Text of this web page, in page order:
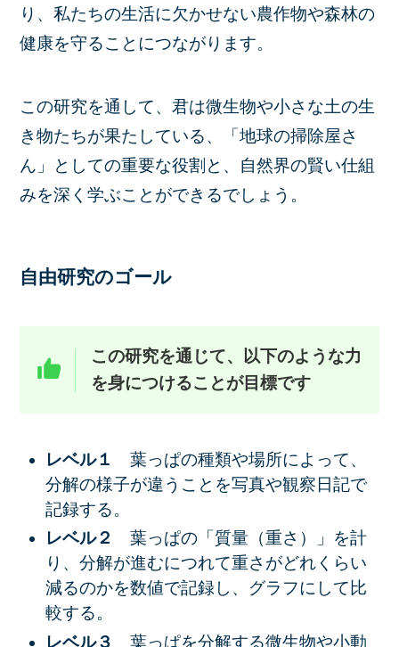
り、私たちの生活に欠かせない農作物や森林の
健康を守ることにつながります。
この研究を通して、君は微生物や小さな土の生
き物たちが果たしている、「地球の掃除屋さ
ん」としての重要な役割と、自然界の賢い仕組
みを深く学ぶことができるでしょう。
自由研究のゴール
この研究を通じて、以下のような力
を身につけることが目標です
レベル１ 葉っぱの種類や場所によって、
分解の様子が違うことを写真や観察日記で
記録する。
レベル２ 葉っぱの「質量（重さ）」
を計
り、分解が進むにつれて重さがどれくらい
減るのかを数値で記録し、グラフにして比
較する。
レベル３ 葉っぱを分解する微生物や小動